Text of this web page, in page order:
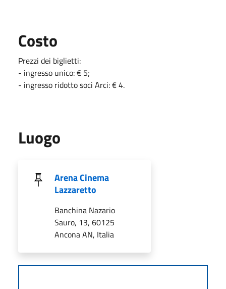
Costo
Prezzi dei biglietti:
- ingresso unico: € 5;
- ingresso ridotto soci Arci: € 4.
Luogo
Arena Cinema
Lazzaretto
Banchina Nazario
Sauro, 13, 60125
Ancona AN, Italia